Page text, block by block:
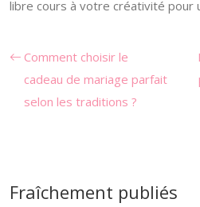
libre cours à votre créativité pour
Comment choisir le
cadeau de mariage parfait
selon les traditions ?
Fraîchement publiés